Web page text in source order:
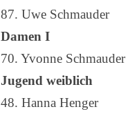
87. Uwe
Damen I
70. Yvonne
Jugend weiblich
48. Hanna